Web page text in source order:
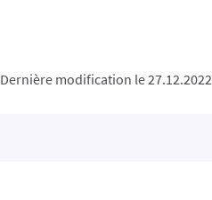
Dernière modification le 27.12.2022